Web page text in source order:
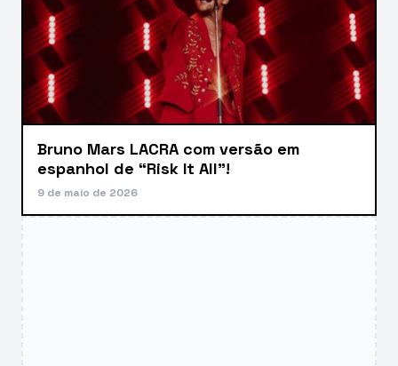
Bruno Mars LACRA com versão em
espanhol de “Risk It All”!
9 de maio de 2026